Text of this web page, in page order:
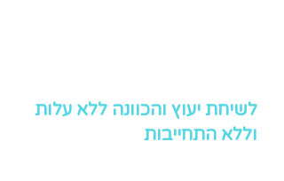
לשיחת יעוץ והכוונה ללא עלות
וללא התחייבות